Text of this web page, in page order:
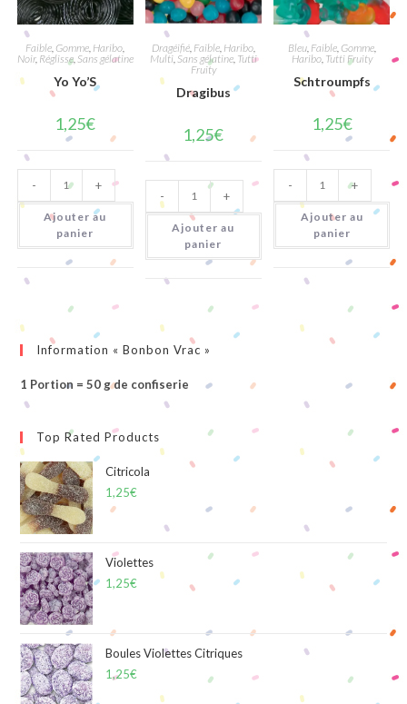
Faible Gomme Haribo
Noir, Réglisse, Sans gélatine
Yo Yo’S
1,25€
quantité
de
Yo
Yo'S
- +
Ajouter au
panier
Dragéifié, Faible, Haribo,
Multi, Sans gélatine, Tutti
Fruity
Dragibus
1,25€
quantité
de
Dragibus
- +
Ajouter au
panier
Bleu, Faible, Gomme,
Haribo, Tutti Fruity
Schtroumpfs
1,25€
quantité
de
Schtroumpfs
- +
Ajouter au
panier
Information « Bonbon Vrac »
1 Portion = 50 g de confiserie
Top Rated Products
Citricola
1,25€
Violettes
1,25€
Boules Violettes Citriques
1,25€